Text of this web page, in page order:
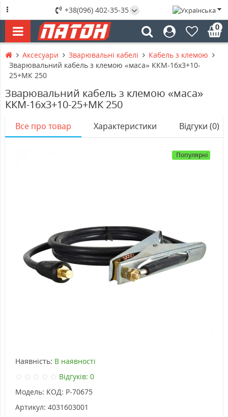
+38(096) 402-35-35
0
Аксесуари Зварювальні кабелі
Кабель з клемою
Зварювальний кабель з клемою «маса» ККМ-16х3+10-
25+МК 250
Зварювальний кабель з клемою «маса»
ККМ-16х3+10-25+МК 250
Все про товар Характеристики Відгуки (0)
Популярні
Наявність: В наявності
Відгуків: 0
Модель: КОД: P-70675
Артикул: 4031603001